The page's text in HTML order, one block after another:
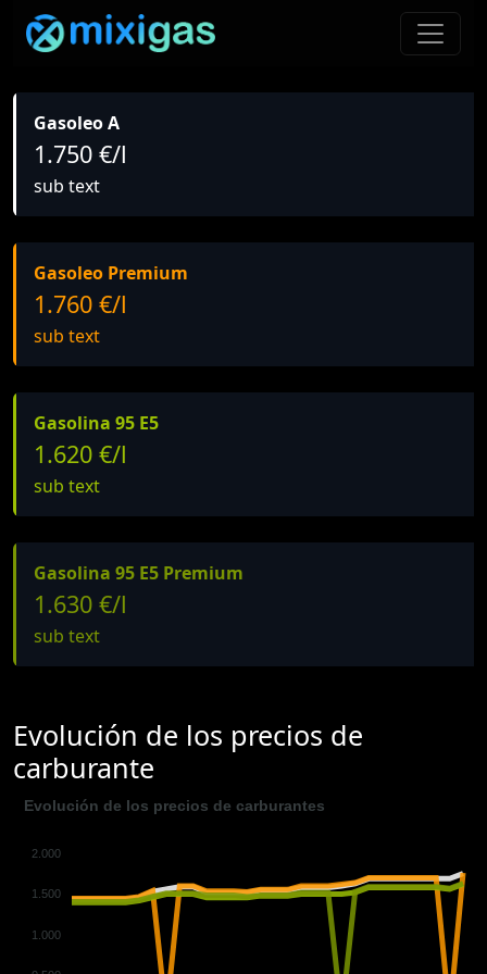
Gasoleo A
1.750 €/l
sub text
Gasoleo Premium
1.760 €/l
sub text
Gasolina 95 E5
1.620 €/l
sub text
Gasolina 95 E5 Premium
1.630 €/l
sub text
Evolución de los precios de
carburante
Evolución de los precios de carburantes
2.000
1.500
1.000